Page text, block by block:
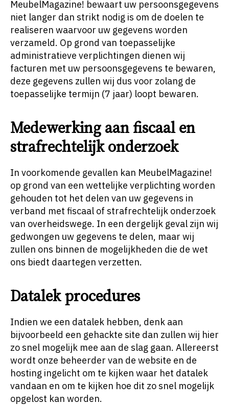
MeubelMagazine! bewaart uw persoonsgegevens
niet langer dan strikt nodig is om de doelen te
realiseren waarvoor uw gegevens worden
verzameld. Op grond van toepasselijke
administratieve verplichtingen dienen wij
facturen met uw persoonsgegevens te bewaren,
deze gegevens zullen wij dus voor zolang de
toepasselijke termijn (7 jaar) loopt bewaren.
Medewerking aan fiscaal en
strafrechtelijk onderzoek
In voorkomende gevallen kan MeubelMagazine!
op grond van een wettelijke verplichting worden
gehouden tot het delen van uw gegevens in
verband met fiscaal of strafrechtelijk onderzoek
van overheidswege. In een dergelijk geval zijn wij
gedwongen uw gegevens te delen, maar wij
zullen ons binnen de mogelijkheden die de wet
ons biedt daartegen verzetten.
Datalek procedures
Indien we een datalek hebben, denk aan
bijvoorbeeld een gehackte site dan zullen wij hier
zo snel mogelijk mee aan de slag gaan. Allereerst
wordt onze beheerder van de website en de
hosting ingelicht om te kijken waar het datalek
vandaan en om te kijken hoe dit zo snel mogelijk
opgelost kan worden.